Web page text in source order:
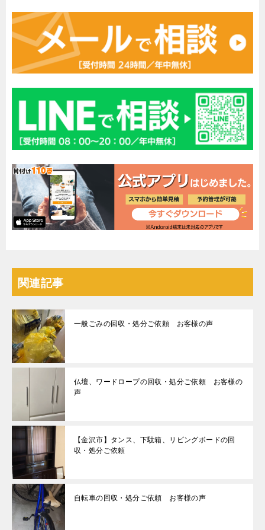
関連記事
一般ごみの回収・処分ご依頼 お客様の声
仏壇、ワードロープの回収・処分ご依頼 お客様の
声
【金沢市】タンス、下駄箱、リビングボードの回
収・処分ご依頼
自転車の回収・処分ご依頼 お客様の声